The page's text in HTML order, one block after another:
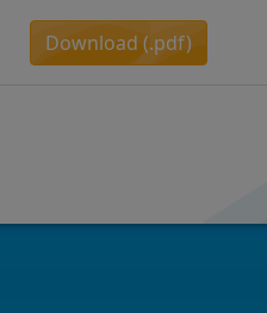
Download (.pdf)